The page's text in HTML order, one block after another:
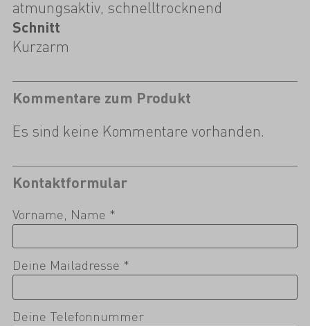
atmungsaktiv, schnelltrocknend
Schnitt
Kurzarm
Kommentare zum Produkt
Es sind keine Kommentare vorhanden.
Kontaktformular
Vorname, Name *
Deine Mailadresse *
Deine Telefonnummer